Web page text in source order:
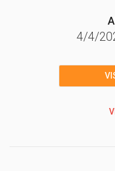
4/4/